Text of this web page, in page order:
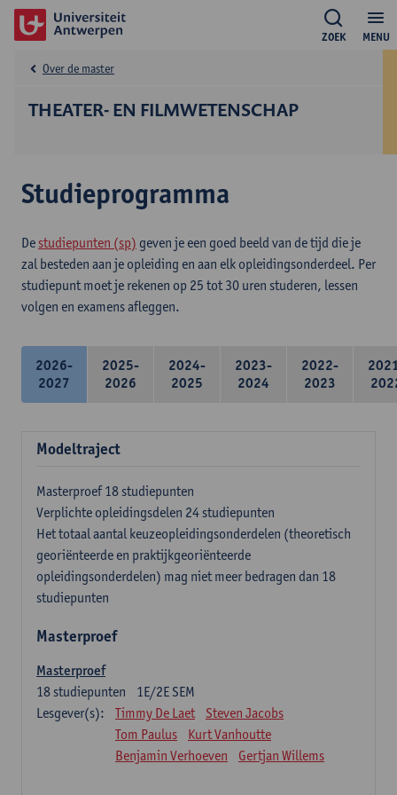
MENU
ZOEK
THEATER- EN FILMWETENSCHAP
Over de master
Studieprogramma
De studiepunten (sp) geven je een goed beeld van de tijd die je
zal besteden aan je opleiding en aan elk opleidingsonderdeel. Per
studiepunt moet je rekenen op 25 tot 30 uren studeren, lessen
volgen en examens afleggen.
2026-
2027
2025-
2026
2024-
2025
2023-
2024
2022-
2023
Modeltraject
Masterproef 18 studiepunten
Verplichte opleidingsdelen 24 studiepunten
Het totaal aantal keuzeopleidingsonderdelen (theoretisch
georiënteerde en praktijkgeoriënteerde
opleidingsonderdelen) mag niet meer bedragen dan 18
studiepunten
Masterproef
Masterproef
1E/2E SEM
18studiepunten
Lesgever(s):
Timmy De Laet
Steven Jacobs
Tom Paulus
Kurt Vanhoutte
Benjamin Verhoeven
Gertjan Willems